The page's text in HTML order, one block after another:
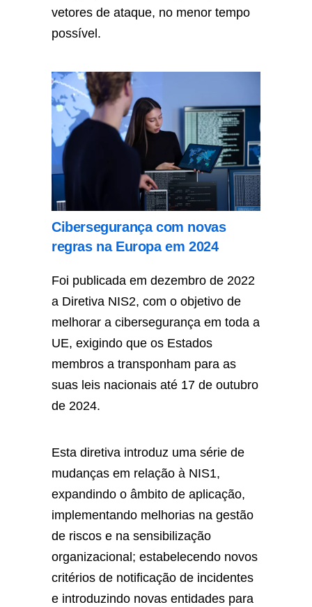
vetores de ataque, no menor tempo
possível.
Cibersegurança com novas
regras na Europa em 2024
Foi publicada em dezembro de 2022
a Diretiva NIS2, com o objetivo de
melhorar a cibersegurança em toda a
UE, exigindo que os Estados
membros a transponham para as
suas leis nacionais até 17 de outubro
de 2024.
Esta diretiva introduz uma série de
mudanças em relação à NIS1,
expandindo o âmbito de aplicação,
implementando melhorias na gestão
de riscos e na sensibilização
organizacional; estabelecendo novos
critérios de notificação de incidentes
e introduzindo novas entidades para